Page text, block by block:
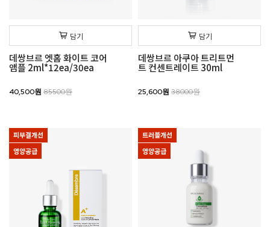
담기
데쌍브르 엣홈 화이트 코어
앰플 2ml*12ea/30ea
40,500원 85500원
담기
데쌍브르 아쿠아 트리트먼
트 컨센트레이트 30ml
25,600원 38000원
피부결개선
영양공급
트러블개선
영양공급